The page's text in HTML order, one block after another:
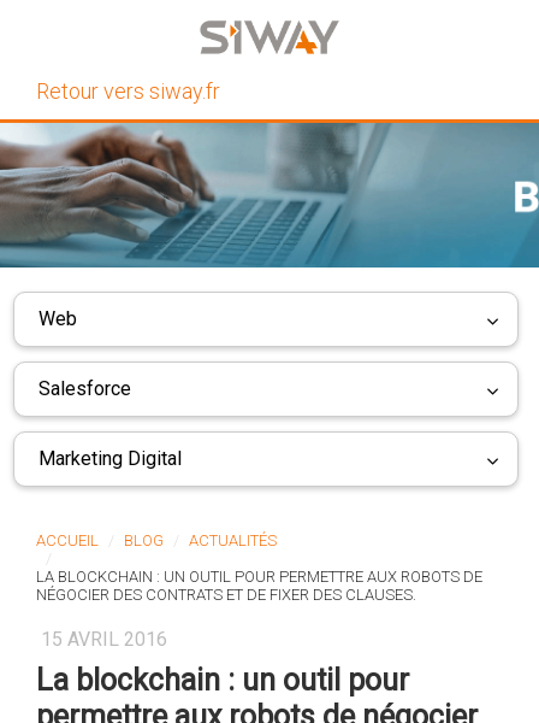
Retour vers siway.fr
Web
Salesforce
Marketing Digital
ACCUEIL BLOG
ACTUALITÉS
LA BLOCKCHAIN : UN OUTIL POUR PERMETTRE AUX ROBOTS DE
NÉGOCIER DES CONTRATS ET DE FIXER DES CLAUSES.
15 AVRIL 2016
La blockchain : un outil pour